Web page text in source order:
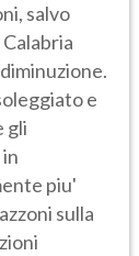
salvo
e
gli
piu'
sulla